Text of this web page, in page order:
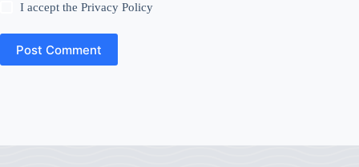
I accept thePrivacy Policy
Post Comment